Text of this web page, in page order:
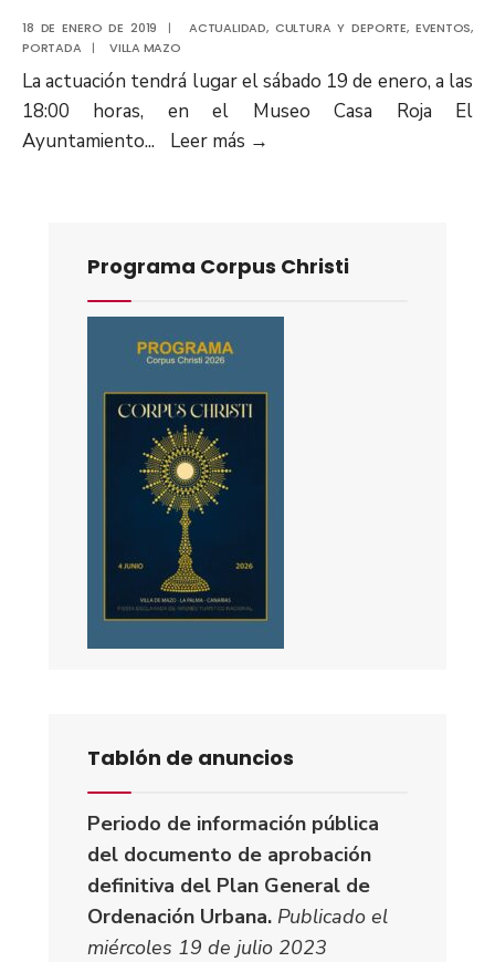
18 DE ENERO DE 2019 | ACTUALIDAD, CULTURA Y DEPORTE, EVENTOS,
PORTADA
| VILLA MAZO
La actuación tendrá lugar el sábado 19 de enero, a las
18:00 horas, en el Museo Casa Roja El
Ayuntamiento... Leer más →
Programa Corpus Christi
Tablón de anuncios
Periodo de información pública
del documento de aprobación
definitiva del Plan General de
Ordenación Urbana. Publicado el
miércoles 19 de julio 2023